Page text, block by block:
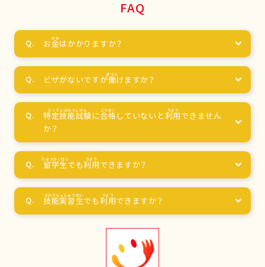
FAQ
お金はかかりますか？
ビザがないですが働けますか？
特定技能試験に合格 していないと利用 できません
か？
留学生でも利用 できますか？
技能実習生でも利用できますか？